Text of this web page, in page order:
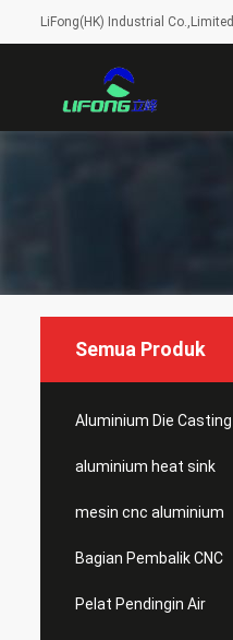
LiFong(HK) Industrial Co.,Limited
Semua Produk
Aluminium Die Casting
aluminium heat sink
mesin cnc aluminium
Bagian Pembalik CNC
Pelat Pendingin Air